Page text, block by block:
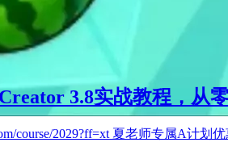
3.8实战教程，从
course/2029?ff=xt 夏老师专属A计划